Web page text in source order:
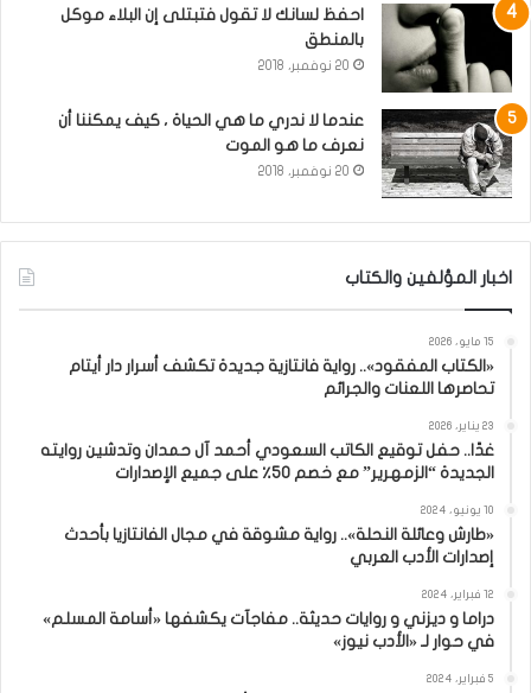
احفظ لسانك لا تقول فتبتلى إن البلاء موكل
بالمنطق
20 نوفمبر، 2018
عندما لا ندري ما هي الحياة ، كيف يمكننا أن
نعرف ما هو الموت
20 نوفمبر، 2018
اخبار المؤلفين والكتاب
15 مايو، 2026
«الكتاب المفقود».. رواية فانتازية جديدة تكشف أسرار دار أيتام
تحاصرها اللعنات والجرائم
23 يناير، 2026
غدًا.. حفل توقيع الكاتب السعودي أحمد آل حمدان وتدشين روايته
الجديدة “الزمهرير” مع خصم 50٪ على جميع الإصدارات
10 يونيو، 2024
«طارش وعائلة النحلة».. رواية مشوقة في مجال الفانتازيا بأحدث
إصدارات الأدب العربي
12 فبراير، 2024
دراما و ديزني و روايات حديثة.. مفاجآت يكشفها «أسامة المسلم»
في حوار لـ «الأدب نيوز»
5 فبراير، 2024